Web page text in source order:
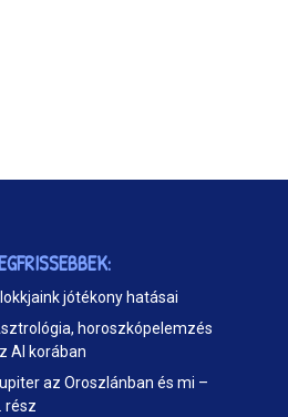
jótékony hatásai
horoszkópelemzés
AI korában
az Oroszlánban és mi –
rész